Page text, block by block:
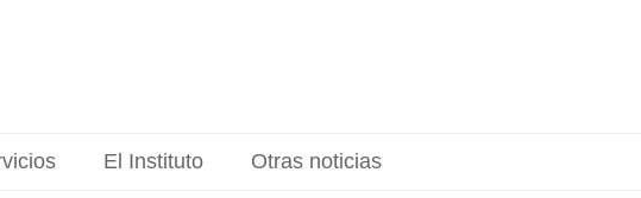
El Instituto Otras noticias